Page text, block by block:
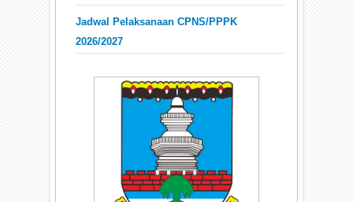
Jadwal Pelaksanaan CPNS/PPPK
2026/2027